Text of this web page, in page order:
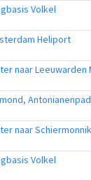
Volkel
Heliport
Antonianenpad
Volkel